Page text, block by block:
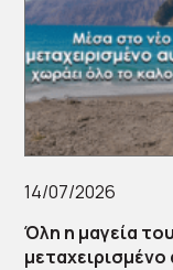
14/07/2026
Όλη η μαγεία